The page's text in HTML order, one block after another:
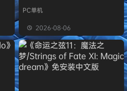
PC单机
2026-08-06